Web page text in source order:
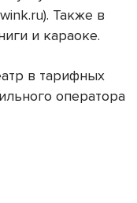
Также в
и караоке.
в тарифных
оператора